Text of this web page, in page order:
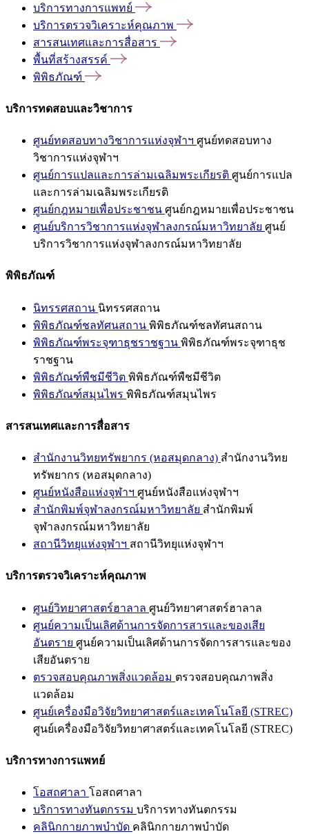
บริการทางการแพทย์
บริการตรวจวิเคราะห์คุณภาพ
สารสนเทศและการสื่อสาร
พื้นที่สร้างสรรค์
พิพิธภัณฑ์
บริการทดสอบและวิชาการ
ศูนย์ทดสอบทางวิชาการแห่งจุฬาฯ ศูนย์ทดสอบทาง
วิชาการแห่งจุฬาฯ
ศูนย์การแปลและการล่ามเฉลิมพระเกียรติ ศูนย์การแปล
และการล่ามเฉลิมพระเกียรติ
ศูนย์กฎหมายเพื่อประชาชน ศูนย์กฎหมายเพื่อประชาชน
ศูนย์บริการวิชาการแห่งจุฬาลงกรณ์มหาวิทยาลัย ศูนย์
บริการวิชาการแห่งจุฬาลงกรณ์มหาวิทยาลัย
พิพิธภัณฑ์
นิทรรศสถาน นิทรรศสถาน
พิพิธภัณฑ์ชลทัศนสถาน พิพิธภัณฑ์ชลทัศนสถาน
พิพิธภัณฑ์พระจุฑาธุชราชฐาน พิพิธภัณฑ์พระจุฑาธุช
ราชฐาน
พิพิธภัณฑ์พืชมีชีวิต พิพิธภัณฑ์พืชมีชีวิต
พิพิธภัณฑ์สมุนไพร พิพิธภัณฑ์สมุนไพร
สารสนเทศและการสื่อสาร
สำนักงานวิทยทรัพยากร (หอสมุดกลาง) สำนักงานวิทย
ทรัพยากร (หอสมุดกลาง)
ศูนย์หนังสือแห่งจุฬาฯ ศูนย์หนังสือแห่งจุฬาฯ
สำนักพิมพ์จุฬาลงกรณ์มหาวิทยาลัย สำนักพิมพ์
จุฬาลงกรณ์มหาวิทยาลัย
สถานีวิทยุแห่งจุฬาฯ สถานีวิทยุแห่งจุฬาฯ
บริการตรวจวิเคราะห์คุณภาพ
ศูนย์วิทยาศาสตร์ฮาลาล ศูนย์วิทยาศาสตร์ฮาลาล
ศูนย์ความเป็นเลิศด้านการจัดการสารและของเสีย
อันตราย ศูนย์ความเป็นเลิศด้านการจัดการสารและของ
เสียอันตราย
ตรวจสอบคุณภาพสิ่งแวดล้อม ตรวจสอบคุณภาพสิ่ง
แวดล้อม
ศูนย์เครื่องมือวิจัยวิทยาศาสตร์และเทคโนโลยี (STREC)
ศูนย์เครื่องมือวิจัยวิทยาศาสตร์และเทคโนโลยี (STREC)
บริการทางการแพทย์
โอสถศาลา โอสถศาลา
บริการทางทันตกรรม บริการทางทันตกรรม
คลินิกกายภาพบำบัด คลินิกกายภาพบำบัด